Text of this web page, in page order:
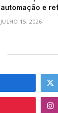
automação e
JULHO 15, 2026